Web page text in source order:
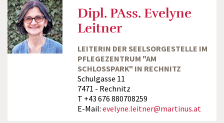
Dipl. PAss. Evelyne
Leitner
LEITERIN DER SEELSORGESTELLE IM
PFLEGEZENTRUM "AM
SCHLOSSPARK" IN RECHNITZ
Schulgasse 11
7471 - Rechnitz
T +43 676 880708259
E-Mail: evelyne.leitner@martinus.at